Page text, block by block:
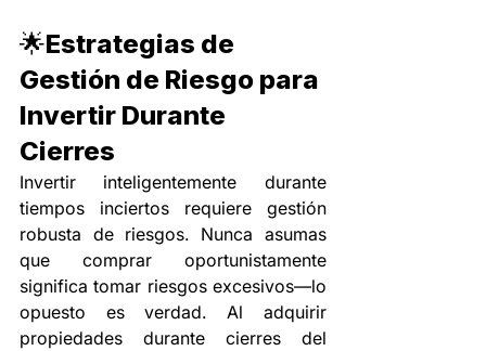
🌟Estrategias de
Gestión de Riesgo para
Invertir Durante
Cierres
Invertir inteligentemente durante
tiempos inciertos requiere gestión
robusta de riesgos. Nunca asumas
que comprar oportunistamente
significa tomar riesgos excesivos—lo
opuesto es verdad. Al adquirir
propiedades durante cierres del